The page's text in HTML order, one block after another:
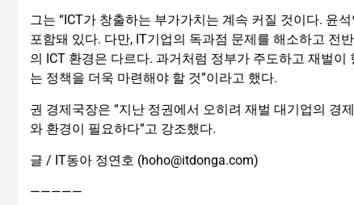
그는 “ICT가 창출하는 부가가치는 계속 커질 것이다. 윤
포함돼 있다. 다만, IT기업의 독과점 문제를 해소하고 전
의 ICT 환경은 다르다. 과거처럼 정부가 주도하고 재벌
는 정책을 더욱 마련해야 할 것”이라고 했다.
권 경제국장은 “지난 정권에서 오히려 재벌 대기업의 경
와 환경이 필요하다”고 강조했다.
글 / IT동아 정연호 (hoho@itdonga.com)
—————